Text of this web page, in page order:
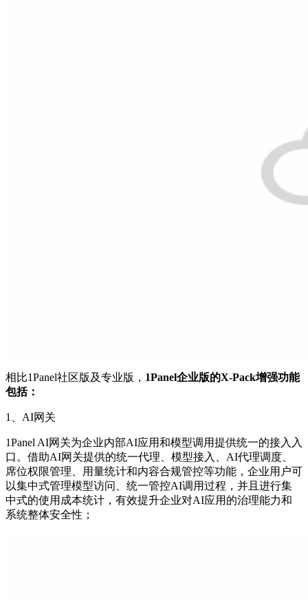
相比1Panel社区版及专业版， 1Panel企业版的X-Pack增强功能
包括：
1、AI网关
1Panel AI网关为企业内部AI应用和模型调用提供统一的接入入
口。借助AI网关提供的统一代理、模型接入、AI代理调度、
席位权限管理、用量统计和内容合规管控等功能，企业用户可
以集中式管理模型访问、统一管控AI调用过程，并且进行集
中式的使用成本统计，有效提升企业对AI应用的治理能力和
系统整体安全性；